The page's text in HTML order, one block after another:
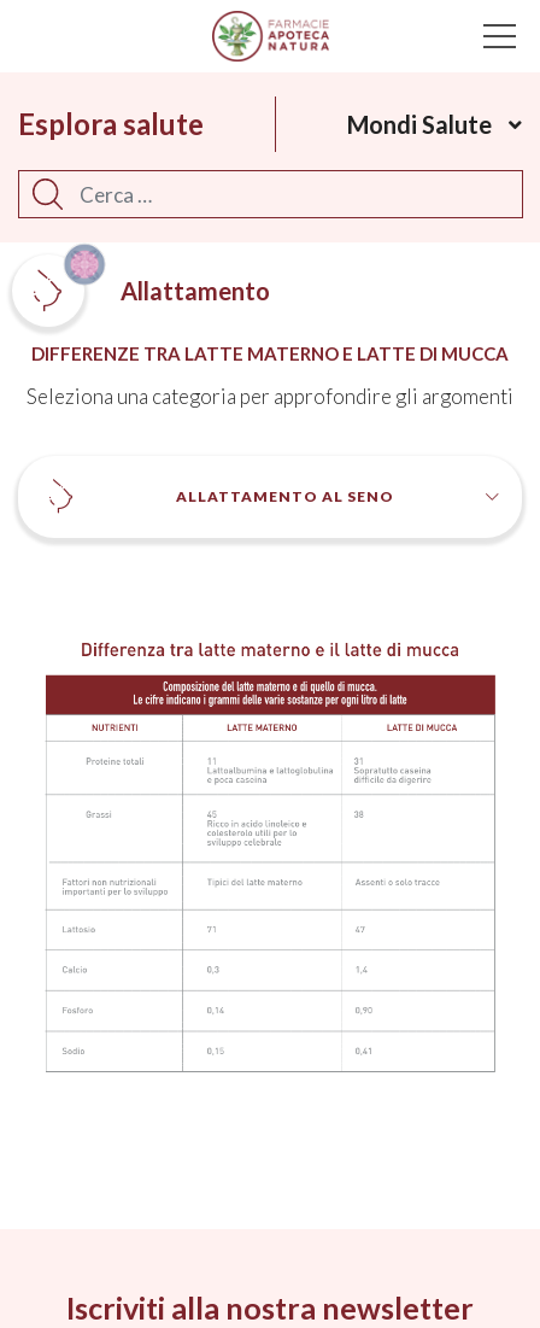
Main Navigation
Esplora salute Mondi Salute
Cerca
Allattamento
DIFFERENZE TRA LATTE MATERNO E LATTE DI MUCCA
Seleziona una categoria per approfondire gli argomenti
ALLATTAMENTO AL SENO
Iscriviti alla nostra newsletter